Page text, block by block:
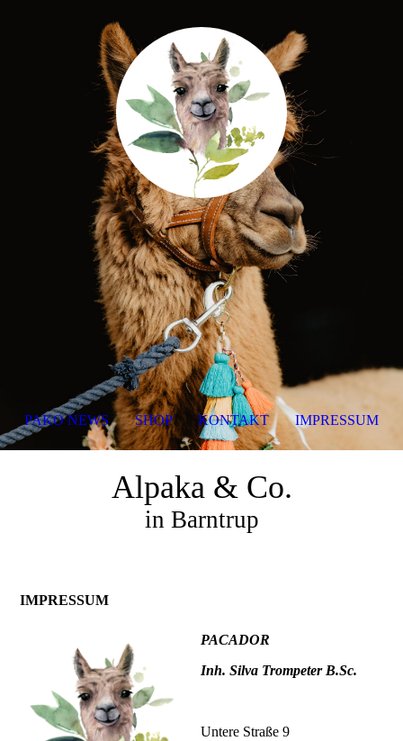
Alpaka & Co.
in Barntrup
IMPRESSUM
PACADOR
Inh.Silva TrompeterB.Sc.
Untere Straße 9
PAKO NEWS SHOP KONTAKT IMPRESSUM